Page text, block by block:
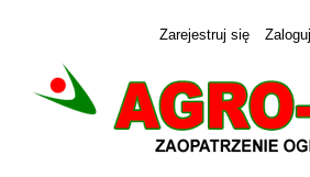
Zarejestruj się